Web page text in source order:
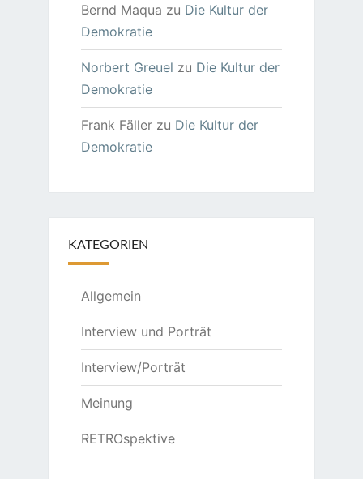
Bernd Maqua zu Die Kultur der
Demokratie
Norbert Greuel zu Die Kultur der
Demokratie
Frank Fällerzu Die Kultur der
Demokratie
KATEGORIEN
Allgemein
Interview und Porträt
Interview/Porträt
Meinung
RETROspektive